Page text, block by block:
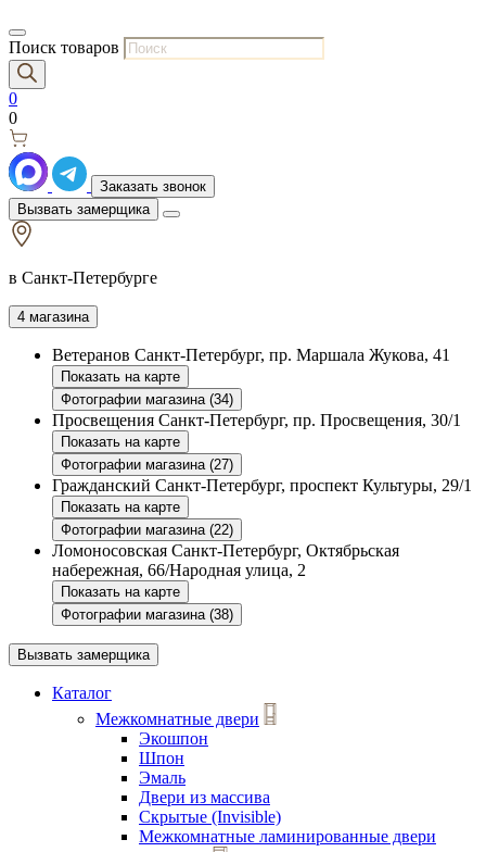
Поиск товаров
0
0
Заказать звонок
Вызвать замерщика
в Санкт-Петербурге
4 магазина
Ветеранов Санкт-Петербург, пр. Маршала Жукова, 41
Показать на карте
Фотографии магазина (34)
Просвещения Санкт-Петербург, пр. Просвещения, 30/1
Показать на карте
Фотографии магазина (27)
Гражданский Санкт-Петербург, проспект Культуры, 29/1
Показать на карте
Фотографии магазина (22)
Ломоносовская Санкт-Петербург, Октябрьская
набережная, 66/Народная улица, 2
Показать на карте
Фотографии магазина (38)
Вызвать замерщика
Каталог
Межкомнатные двери
Экошпон
Шпон
Эмаль
Двери из массива
Скрытые (Invisible)
Межкомнатные ламинированные двери